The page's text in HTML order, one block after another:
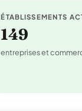
ÉTABLISSEMENTS
149
entreprises et